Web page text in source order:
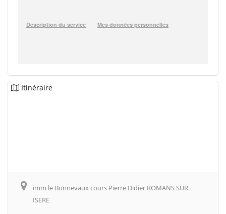
Itinéraire
imm le Bonnevaux cours Pierre Didier ROMANS SUR
ISERE